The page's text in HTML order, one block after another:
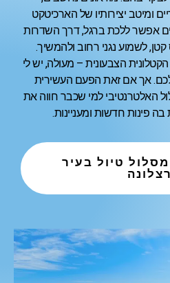
ומיטב יצירותיו של הארכיטקט
אפשר ללכת ברגל, דרך השדרות
לשמוע נגני רחוב ולהמשיך.
הצבעונית – מעולה, יש לי
אך אם זאת הפעם העשירית
האלטרנטיבי למי שכבר חווה את
בה פינות חדשות ומעניינות.
טיול בעיר